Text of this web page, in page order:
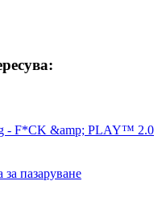
за пазаруване